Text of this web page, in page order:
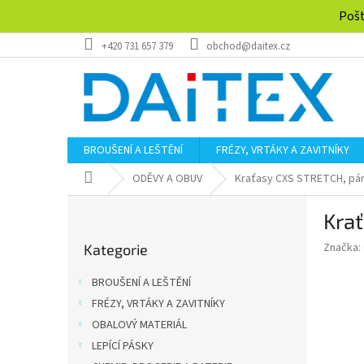
obsah
+420 731 657 379 obchod@daitex.cz
BROUŠENÍ A LEŠTĚNÍ FRÉZY, VRTÁKY A ZAVITNÍKY
Domů ODĚVY A OBUV Kraťasy CXS STRETCH,
kategorie
Kategorie
BROUŠENÍ A LEŠTĚNÍ
FRÉZY, VRTÁKY A ZAVITNÍKY
OBALOVÝ MATERIÁL
LEPÍCÍ PÁSKY
Značka: